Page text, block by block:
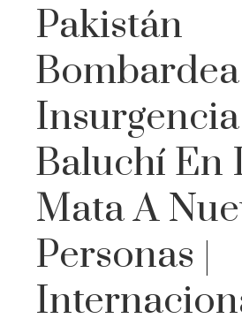
Pakistán
Insurgencia
Baluchí En
Mata A
Personas |